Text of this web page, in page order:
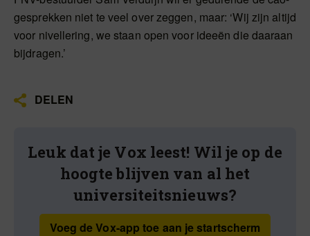
gesprekken niet te veel over zeggen, maar: ‘Wij zijn altijd
voor nivellering, we staan open voor ideeën die daaraan
bijdragen.’
DELEN
Leuk dat je Vox leest! Wil je op de
hoogte blijven van al het
universiteitsnieuws?
Voeg de Vox-app toe aan je startscherm